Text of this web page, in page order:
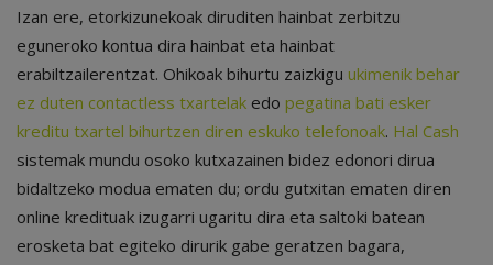
Izan ere, etorkizunekoak diruditen hainbat zerbitzu
eguneroko kontua dira hainbat eta hainbat
erabiltzailerentzat. Ohikoak bihurtu zaizkigu ukimenik behar
ez duten contactless txartelak edo pegatina bati esker
kreditu txartel bihurtzen diren eskuko telefonoak. Hal Cash
sistemak mundu osoko kutxazainen bidez edonori dirua
bidaltzeko modua ematen du; ordu gutxitan ematen diren
online kredituak izugarri ugaritu dira eta saltoki batean
erosketa bat egiteko dirurik gabe geratzen bagara,